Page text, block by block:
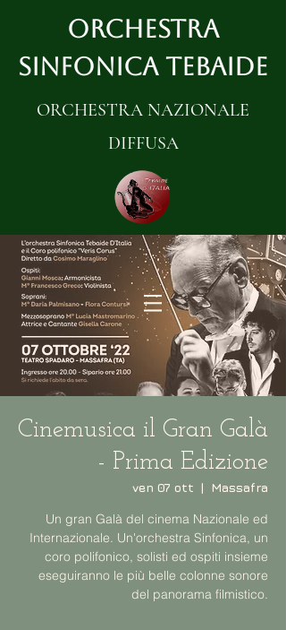
ORCHESTRA
SINFONICA TEBAIDE
ORCHESTRA NAZIONALE
DIFFUSA
Cinemusica il Gran Galà
- Prima Edizione
ven 07 ott
  |
Massafra
Un gran Galà del cinema Nazionale ed
Internazionale. Un'orchestra Sinfonica, un
coro polifonico, solisti ed ospiti insieme
eseguiranno le più belle colonne sonore
del panorama filmistico.